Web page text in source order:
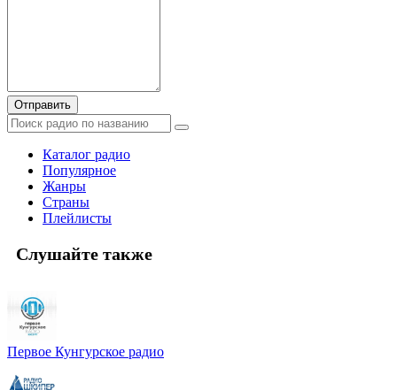
Отправить
Каталог радио
Популярное
Жанры
Страны
Плейлисты
Слушайте также
Первое Кунгурское радио